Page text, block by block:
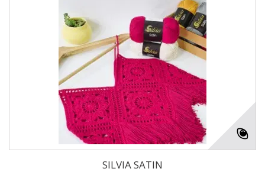
SILVIA SATIN